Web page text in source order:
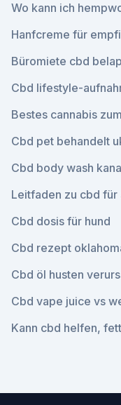
Wo kann ich
Hanfcreme für
Büromiete cbd
Cbd lifestyle-
Bestes cannabis
Cbd pet behandelt
Cbd body wash
Leitfaden zu cbd für
Cbd dosis für hund
Cbd rezept
Cbd öl husten
Cbd vape juice vs
Kann cbd helfen,